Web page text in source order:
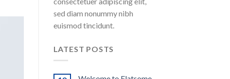
sed diam nonummy nibh
euismod tincidunt.
LATEST POSTS